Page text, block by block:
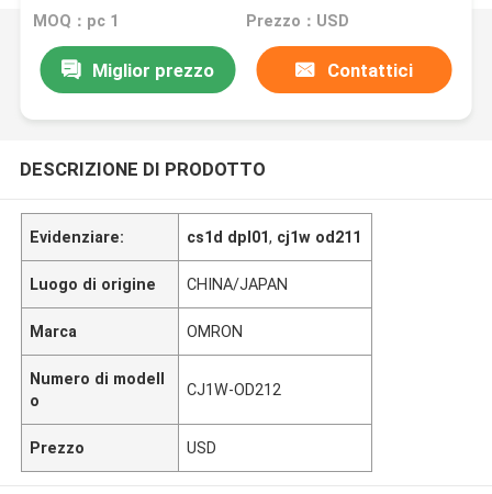
CJ1W-OD212 Omron
MOQ：pc 1 Prezzo：USD
Miglior prezzo Contattici
DESCRIZIONE DI PRODOTTO
Evidenziare: cs1d dpl01, cj1w od211
Luogo di origine CHINA/JAPAN
Marca OMRON
Numero di modell
o
CJ1W-OD212
Prezzo USD